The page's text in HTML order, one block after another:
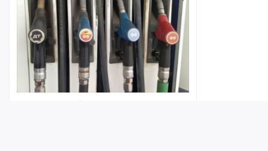
В Саратовской области резко